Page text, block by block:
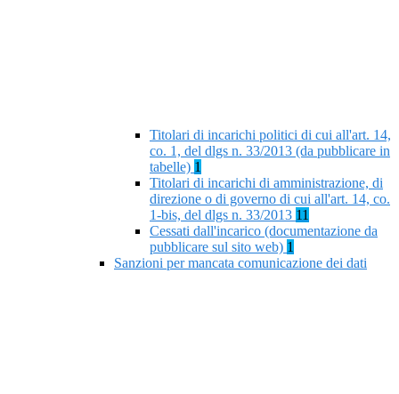
Titolari di incarichi politici di cui all'art. 14,
co. 1, del dlgs n. 33/2013 (da pubblicare in
tabelle) 1
Titolari di incarichi di amministrazione, di
direzione o di governo di cui all'art. 14, co.
1-bis, del dlgs n. 33/2013 11
Cessati dall'incarico (documentazione da
pubblicare sul sito web) 1
Sanzioni per mancata comunicazione dei dati